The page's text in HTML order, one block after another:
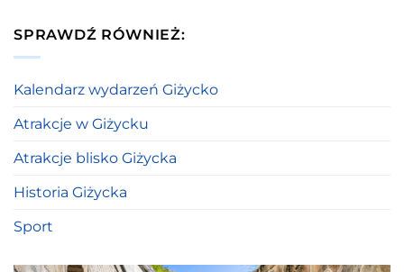
SPRAWDŹ RÓWNIEŻ:
Kalendarz wydarzeń Giżycko
Atrakcje w Giżycku
Atrakcje blisko Giżycka
Historia Giżycka
Sport